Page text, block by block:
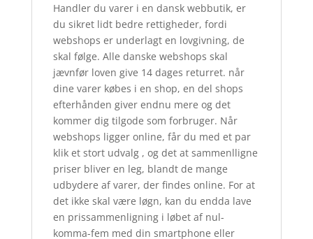
Handler du varer i en dansk webbutik, er
du sikret lidt bedre rettigheder, fordi
webshops er underlagt en lovgivning, de
skal følge. Alle danske webshops skal
jævnfør loven give 14 dages returret. når
dine varer købes i en shop, en del shops
efterhånden giver endnu mere og det
kommer dig tilgode som forbruger. Når
webshops ligger online, får du med et par
klik et stort udvalg , og det at sammenlligne
priser bliver en leg, blandt de mange
udbydere af varer, der findes online. For at
det ikke skal være løgn, kan du endda lave
en prissammenligning i løbet af nul-
komma-fem med din smartphone eller